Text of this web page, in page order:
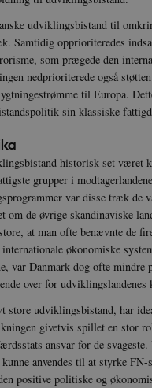
udviklingsbistand til
opprioriteredes
som prægede den
nedprioriterede også
til Europa.
sin klassiske
historisk set været
grupper i
var disse træk de
de øvrige skandinaviske
at man ofte benævnte de
økonomiske
var Danmark dog ofte
over for
store udviklingsbistand, har
givetvis spillet en stor
ansvar for de
anvendes til at styrke
positive politiske og
XSRF-TOKEN
__cf_bm
Navn
nmstat
CloudFront-
Key-Pair-Id
_gid
Google
h5pcomsession
CloudFront-
Signature
Navn
VISITOR_INFO1_LIVE
YSC
Navn
cf_clearance
Navn
_cfuvid